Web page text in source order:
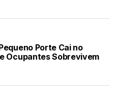
Porte Cai no
Ocupantes Sobrevivem